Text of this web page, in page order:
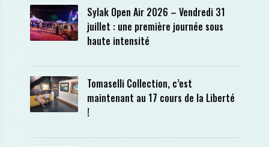
Sylak Open Air 2026 – Vendredi 31
juillet : une première journée sous
haute intensité
Tomaselli Collection, c’est
maintenant au 17 cours de la Liberté
!